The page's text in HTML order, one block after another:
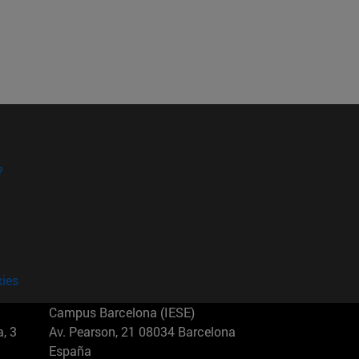
3
Campus Barcelona (IESE)
Av. Pearson, 21 08034 Barcelona
España